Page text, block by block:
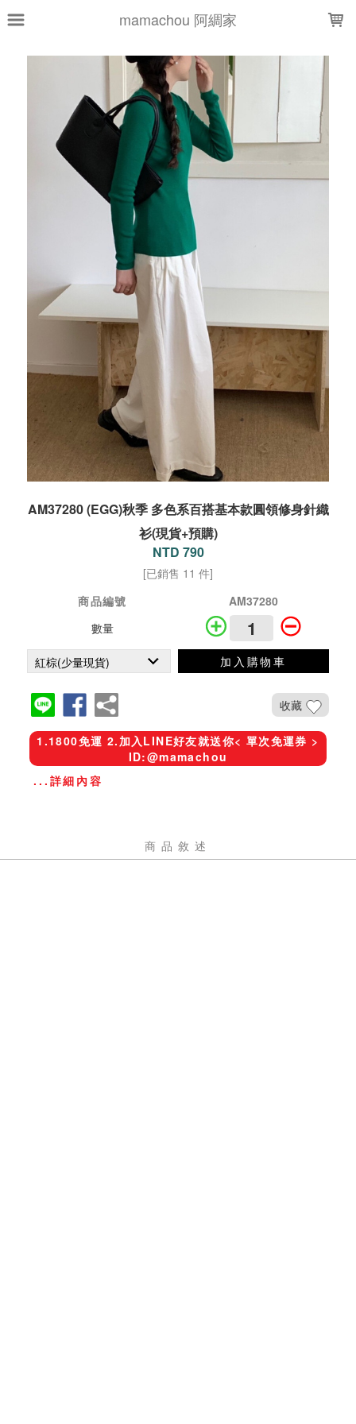
mamachou 阿綢家
AM37280 (EGG)秋季 多色系百搭基本款圓領修身針織
衫(現貨+預購)
NTD 790
[已銷售 11 件]
商品編號
AM37280
數量
加入購物車
收藏
1.1800免運 2.加入LINE好友就送你< 單次免運券 >
ID:@mamachou
...詳細內容
商品敘述